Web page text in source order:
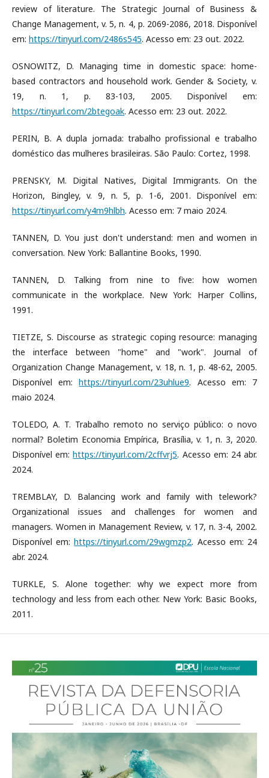
review of literature. The Strategic Journal of Business &
Change Management, v. 5, n. 4, p. 2069-2086, 2018. Disponível
em: https://tinyurl.com/2486s545. Acesso em: 23 out. 2022.
OSNOWITZ, D. Managing time in domestic space: home-
based contractors and household work. Gender & Society, v.
19, n. 1, p. 83-103, 2005. Disponível em:
https://tinyurl.com/2btegoak. Acesso em: 23 out. 2022.
PERIN, B. A dupla jornada: trabalho profissional e trabalho
doméstico das mulheres brasileiras. São Paulo: Cortez, 1998.
PRENSKY, M. Digital Natives, Digital Immigrants. On the
Horizon, Bingley, v. 9, n. 5, p. 1-6, 2001. Disponível em:
https://tinyurl.com/y4m9hlbh. Acesso em: 7 maio 2024.
TANNEN, D. You just don't understand: men and women in
conversation. New York: Ballantine Books, 1990.
TANNEN, D. Talking from nine to five: how women
communicate in the workplace. New York: Harper Collins,
1991.
TIETZE, S. Discourse as strategic coping resource: managing
the interface between "home" and "work". Journal of
Organization Change Management, v. 18, n. 1, p. 48-62, 2005.
Disponível em:https://tinyurl.com/23uhlue9. Acesso em: 7
maio 2024.
TOLEDO, A. T. Trabalho remoto no serviço público: o novo
normal? Boletim Economia Empírica, Brasília, v. 1, n. 3, 2020.
Disponível em:https://tinyurl.com/2cffvrj5. Acesso em: 24 abr.
2024.
TREMBLAY, D. Balancing work and family with telework?
Organizational issues and challenges for women and
managers. Women in Management Review, v. 17, n. 3-4, 2002.
Disponível em:https://tinyurl.com/29wgmzp2. Acesso em: 24
abr. 2024.
TURKLE, S. Alone together: why we expect more from
technology and less from each other. New York: Basic Books,
2011.